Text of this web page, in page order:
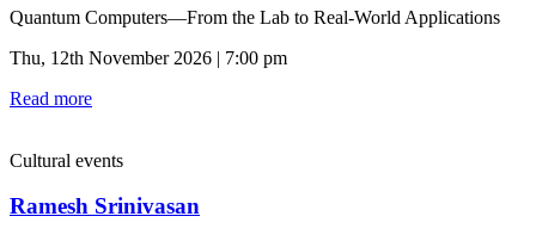
Quantum Computers—From the Lab to Real-World Applications
Thu, 12th November 2026 | 7:00 pm
Read more
Cultural events
Ramesh Srinivasan